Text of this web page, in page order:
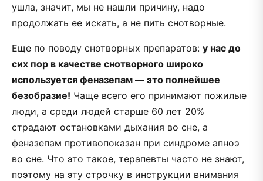
ушла, значит, мы не нашли причину, надо
продолжать ее искать, а не пить снотворные.
Еще по поводу снотворных препаратов: у нас до
сих пор в качестве снотворного широко
используется феназепам — это полнейшее
безобразие! Чаще всего его принимают пожилые
люди, а среди людей старше 60 лет 20%
страдают остановками дыхания во сне, а
феназепам противопоказан при синдроме апноэ
во сне. Что это такое, терапевты часто не знают,
поэтому на эту строчку в инструкции внимания